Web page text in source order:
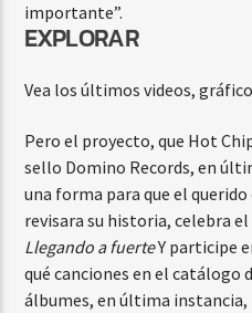
importante”.
EXPLORAR
Vea los últimos videos,
Pero el proyecto, que Hot
sello Domino Records, en
una forma para que el
revisara su historia, celebra el
Llegando a fuerteY participe
qué canciones en el catálogo
álbumes, en última